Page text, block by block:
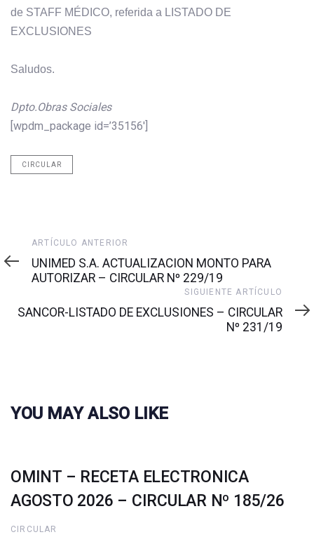
de STAFF MÉDICO, referida a LISTADO DE
EXCLUSIONES
Saludos.
Dpto.Obras Sociales
[wpdm_package id=’35156′]
CIRCULAR
Artículo
anterior
ARTÍCULO ANTERIOR
UNIMED S.A. ACTUALIZACION MONTO PARA
AUTORIZAR – CIRCULAR Nº 229/19
artículo
SIGUIENTE ARTÍCULO
SANCOR-LISTADO DE EXCLUSIONES – CIRCULAR
Nº 231/19
YOU MAY ALSO LIKE
OMINT – RECETA ELECTRONICA
AGOSTO 2026 – CIRCULAR Nº 185/26
CIRCULAR